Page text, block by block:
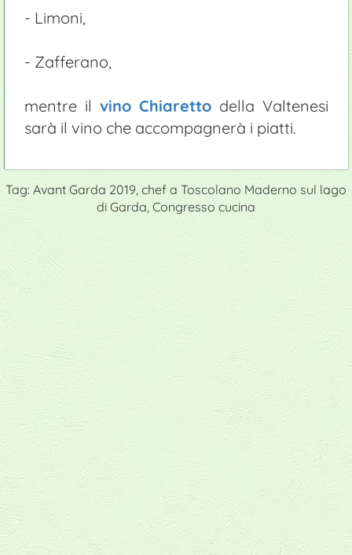
- Limoni,
- Zafferano,
mentre il vino Chiaretto della Valtenesi
sarà il vino che accompagnerà i piatti.
Tag: Avant Garda 2019, chef a Toscolano Maderno sul lago
di Garda, Congresso cucina